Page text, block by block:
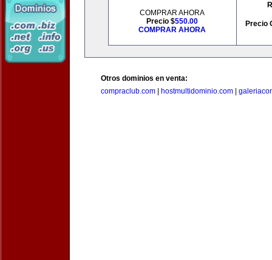
COMPRAR AHORA
Precio $550.00
COMPRAR AHORA
Precio
Otros dominios en venta:
compraclub.com
hostmultidominio.com